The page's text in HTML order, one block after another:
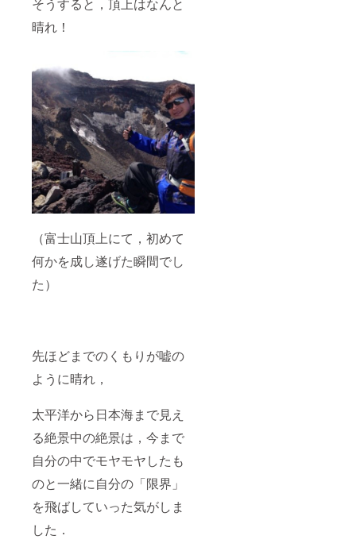
晴れ！
（富士山頂上にて，初めて
何かを成し遂げた瞬間でし
た）
先ほどまでのくもりが嘘の
ように晴れ，
太平洋から日本海まで見え
る絶景中の絶景は，今まで
自分の中でモヤモヤしたも
のと一緒に自分の「限界」
を飛ばしていった気がしま
した．